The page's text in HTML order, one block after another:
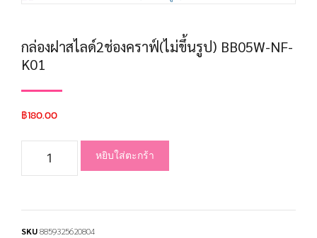
กล่องฝาสไลด์2ช่องคราฟ์(ไม่ขึ้นรูป) BB05W-NF-
K01
฿180.00
หยิบใส่ตะกร้า
SKU8859325620804